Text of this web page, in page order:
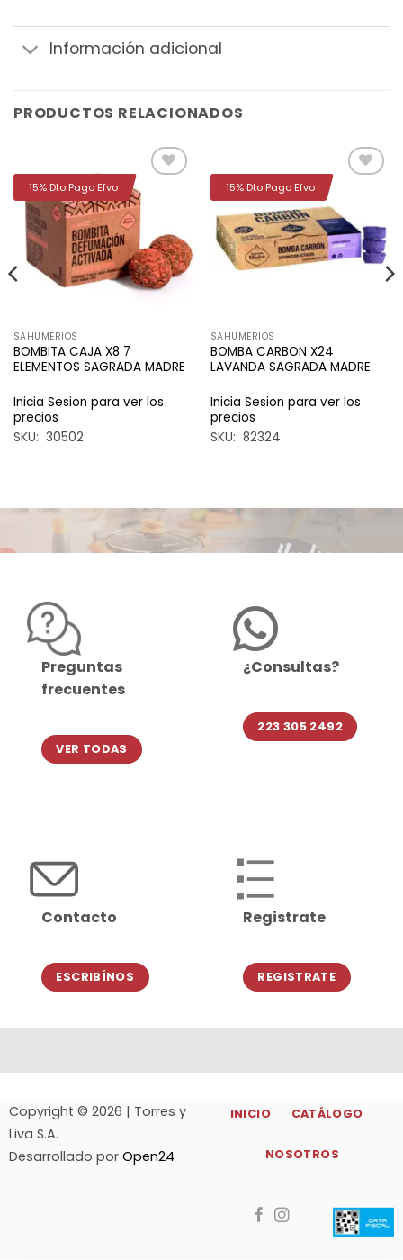
Información adicional
PRODUCTOS RELACIONADOS
SAHUMERIOS
BOMBITA CAJA X8 7
ELEMENTOS SAGRADA MADRE
Inicia Sesion para ver los
precios
SKU: 30502
15% Dto Pago Efvo
deseos
SAHUMERIOS
BOMBA CARBON X24
LAVANDA SAGRADA MADRE
Inicia Sesion para ver los
precios
SKU: 82324
15% Dto Pago Efvo
Preguntas
frecuentes
VER TODAS
¿Consultas?
223 305 2492
Contacto
ESCRIBÍNOS
Registrate
REGISTRATE
Copyright © 2026 | Torres y
Liva S.A.
Desarrollado por Open24
INICIO CATÁLOGO
NOSOTROS